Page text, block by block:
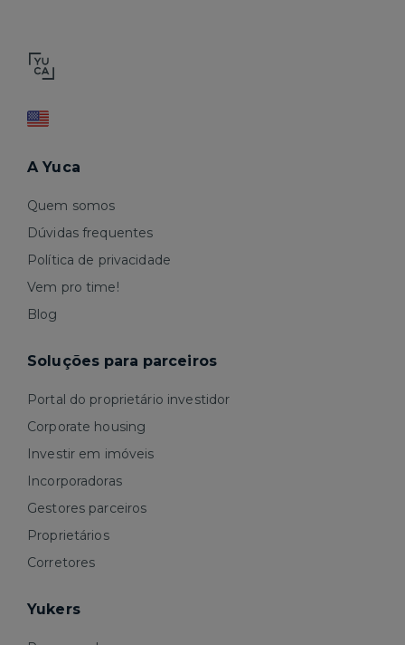
A Yuca
Quem somos
Dúvidas frequentes
Política de privacidade
Vem pro time!
Blog
Soluções para parceiros
Portal do proprietário investidor
Corporate housing
Investir em imóveis
Incorporadoras
Gestores parceiros
Proprietários
Corretores
Yukers